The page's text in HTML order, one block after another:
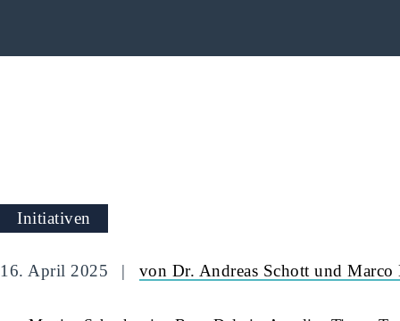
Initiativen
16. April 2025 von Dr. Andreas Schott und Marco